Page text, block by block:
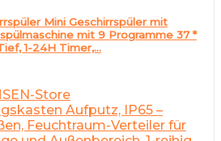
Mini Geschirrspüler mit
mit 9 Programme 37 *
1-24H Timer,…
Store